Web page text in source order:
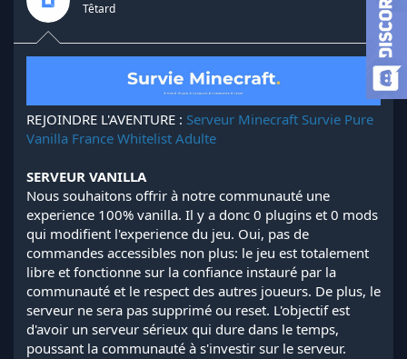
e
u
a
d
i
c
u
s
s
i
o
n
Têtard
REJOINDRE L'AVENTURE : Serveur Minecraft Survie Pure
Vanilla France Whitelist Adulte
SERVEUR VANILLA
Nous souhaitons offrir à notre communauté une
experience 100% vanilla. Il y a donc 0 plugins et 0 mods
qui modifient l'experience du jeu. Oui, pas de
commandes accessibles non plus: le jeu est totalement
libre et fonctionne sur la confiance instauré par la
communauté et le respect des autres joueurs. De plus, le
serveur ne sera pas supprimé ou reset. L'objectif est
d'avoir un serveur sérieux qui dure dans le temps,
poussant la communauté à s'investir sur le serveur.